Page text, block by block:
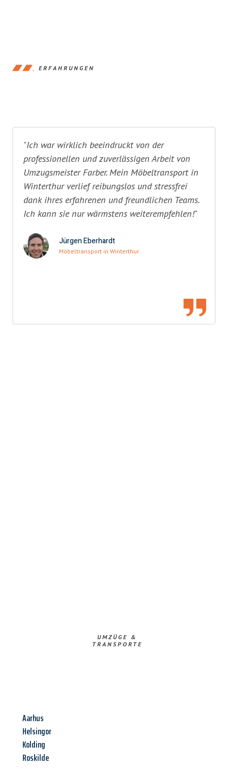
ERFAHRUNGEN
"Ich war wirklich beeindruckt von der
professionellen und zuverlässigen Arbeit von
Umzugsmeister Farber. Mein Möbeltransport in
Winterthur verlief reibungslos und stressfrei
dank ihres erfahrenen und freundlichen Teams.
Ich kann sie nur wärmstens weiterempfehlen!"
Jürgen Eberhardt
Möbeltransport in Winterthur
UMZÜGE &
TRANSPORTE
Aarhus
Helsingor
Kolding
Roskilde